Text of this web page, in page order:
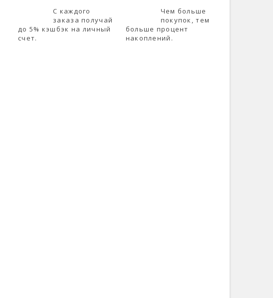
С каждого
заказа получай
до 5% кэшбэк на личный
счет.
Чем больше
покупок, тем
больше процент
накоплений.